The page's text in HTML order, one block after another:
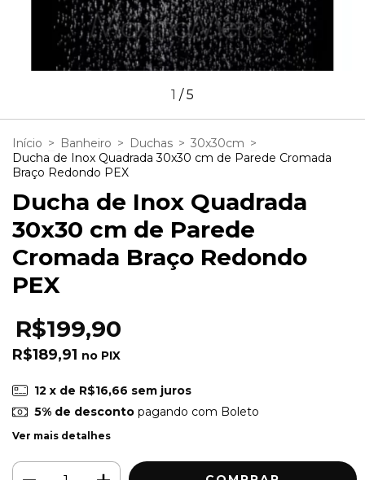
1 /5
Início > Banheiro > Duchas > 30x30cm >
Ducha de Inox Quadrada 30x30 cm de Parede Cromada
Braço Redondo PEX
Ducha de Inox Quadrada
30x30 cm de Parede
Cromada Braço Redondo
PEX
R$199,90
R$189,91
12 x de R$16,66 sem juros
5% de descontopagando com Boleto
Ver mais detalhes